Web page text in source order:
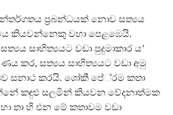
ප‍්‍රබන්ධයක් නොව සත්‍යය
කියවන්නෙකු වහා පෙළඹෙයි.
සාහිත්‍යයට වඩා පුදුමාකාර ය’
කර, සත්‍යය සාහිත්‍යයට වඩා අමු
සනාථ කරයි. ශෝකී පේ‍්‍රම කතා
කඳුළු සලමින් කියවන වේදනාත්මක
තා හි එන මේ කතාවම වඩා